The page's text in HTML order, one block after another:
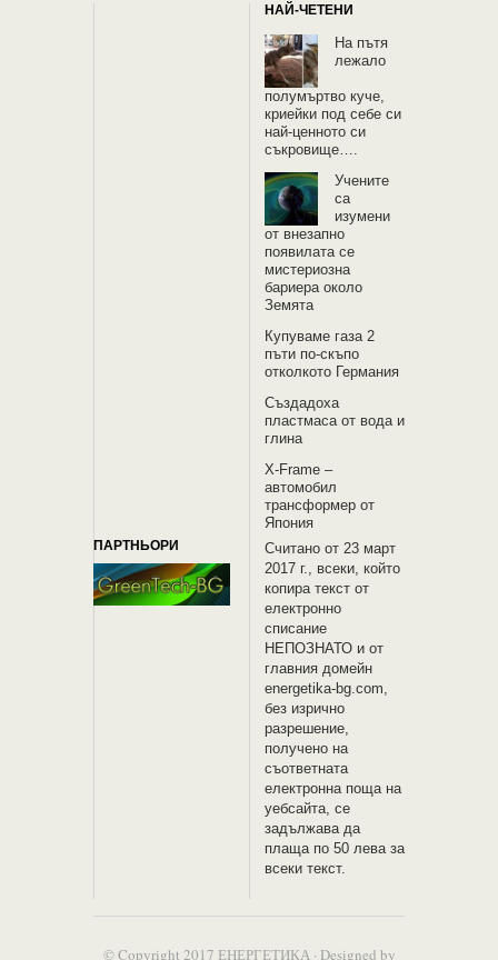
НАЙ-ЧЕТЕНИ
На пътя
лежало
полумъртво куче,
криейки под себе си
най-ценното си
съкровище….
Учените
са
изумени
от внезапно
появилата се
мистериозна
бариера около
Земята
Купуваме газа 2
пъти по-скъпо
отколкото Германия
Създадоха
пластмаса от вода и
глина
X-Frame –
автомобил
трансформер от
Япония
ПАРТНЬОРИ
Считано от 23 март
2017 г., всеки, който
копира текст от
електронно
списание
НЕПОЗНАТО и oт
главния домейн
energetika-bg.com,
без изрично
разрешение,
получено на
съответната
електронна поща на
уебсайта, се
задължава да
плаща по 50 лева за
всеки текст.
© Copyright 2017 ЕНЕРГЕТИКА· Designed by